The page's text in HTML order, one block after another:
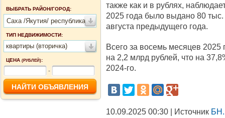
ВЫБРАТЬ РАЙОН/ГОРОД:
Саха /Якутия/ республика
ТИП НЕДВИЖИМОСТИ:
квартиры (вторичка)
ЦЕНА (РУБЛЕЙ):
-
также как и в рублях,
2025 года было выдано 80 тыс.
августа предыдущего года.
Всего за восемь месяцев
на 2,2 млрд рублей, что на
2024-го.
10.09.2025 00:30 | Источник